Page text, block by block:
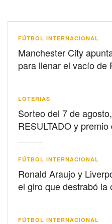
FÚTBOL INTERNACIONAL
Manchester City
para llenar el vacío de
LOTERIAS
Sorteo del 7 de
RESULTADO y
FÚTBOL INTERNACIONAL
Ronald Araujo y
el giro que destrabó la
FÚTBOL INTERNACIONAL